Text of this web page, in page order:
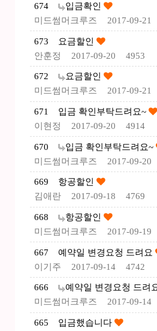
674
입금확인
미드썸머크루즈
2017-09-21
673
요금할인
안훈정
2017-09-20 4953
672
요금할인
미드썸머크루즈
2017-09-21
671
입금 확인부탁드려요~
이현정
2017-09-20 4914
670
입금 확인부탁드려요~
미드썸머크루즈
2017-09-20
669
항공할인
김애란
2017-09-18 4769
668
항공할인
미드썸머크루즈
2017-09-19
667
예약일 변경요청 드려요
이기주
2017-09-14 4742
666
예약일 변경요청 드려
미드썸머크루즈
2017-09-14
665
입금했습니다